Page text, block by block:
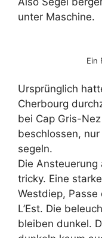
unter Maschine.
Ein
Ursprünglich
Cherbourg
bei Cap Gris-
beschlossen,
segeln.
Die
tricky. Eine
Westdiep,
L’Est. Die
bleiben dunkel.